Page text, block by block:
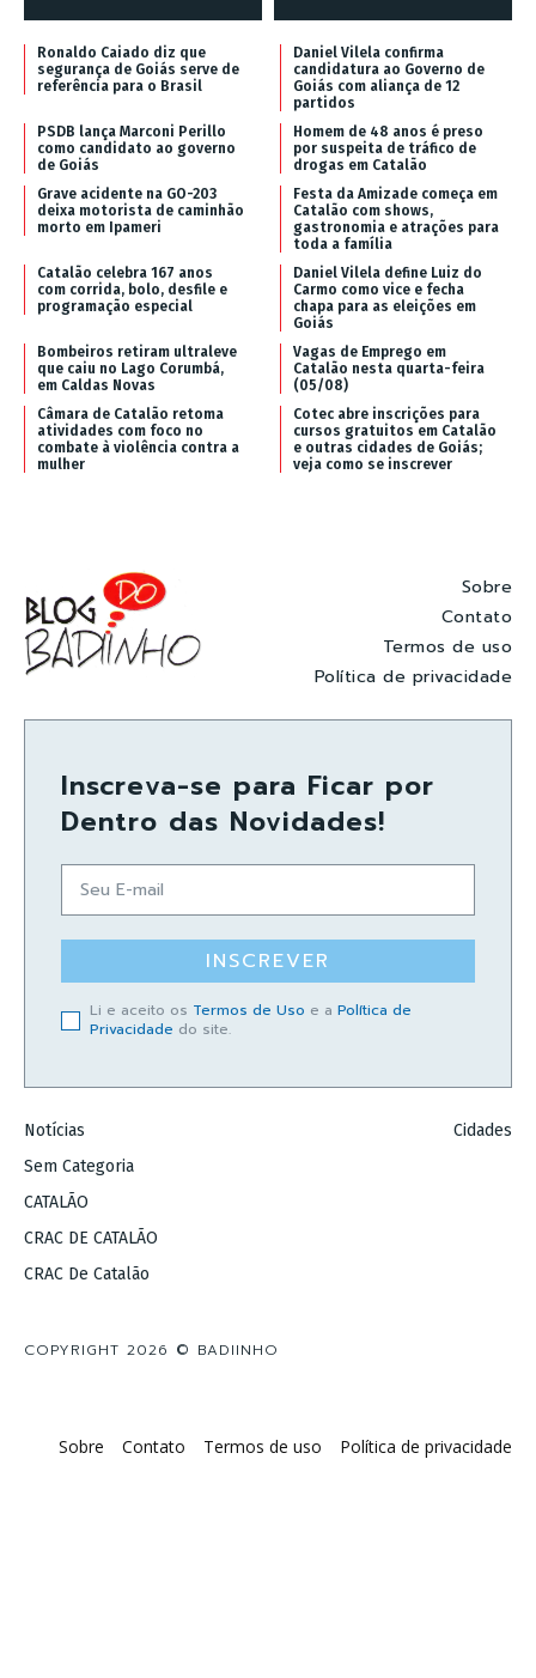
Ronaldo Caiado diz que
segurança de Goiás serve de
referência para o Brasil
Daniel Vilela confirma
candidatura ao Governo de
Goiás com aliança de 12
partidos
PSDB lança Marconi Perillo
como candidato ao governo
de Goiás
Homem de 48 anos é preso
por suspeita de tráfico de
drogas em Catalão
Grave acidente na GO-203
deixa motorista de caminhão
morto em Ipameri
Festa da Amizade começa em
Catalão com shows,
gastronomia e atrações para
toda a família
Catalão celebra 167 anos
com corrida, bolo, desfile e
programação especial
Daniel Vilela define Luiz do
Carmo como vice e fecha
chapa para as eleições em
Goiás
Bombeiros retiram ultraleve
que caiu no Lago Corumbá,
em Caldas Novas
Vagas de Emprego em
Catalão nesta quarta-feira
(05/08)
Câmara de Catalão retoma
atividades com foco no
combate à violência contra a
mulher
Cotec abre inscrições para
cursos gratuitos em Catalão
e outras cidades de Goiás;
veja como se inscrever
Sobre
Contato
Termos de uso
Política de privacidade
Inscreva-se para Ficar por
Dentro das Novidades!
INSCREVER
Li e aceito os Termos de Uso e a Política de
Privacidade do site.
Notícias
Sem Categoria
CATALÃO
CRAC DE CATALÃO
CRAC De Catalão
Cidades
COPYRIGHT 2026 © BADIINHO
Sobre Contato Termos de uso Política de privacidade